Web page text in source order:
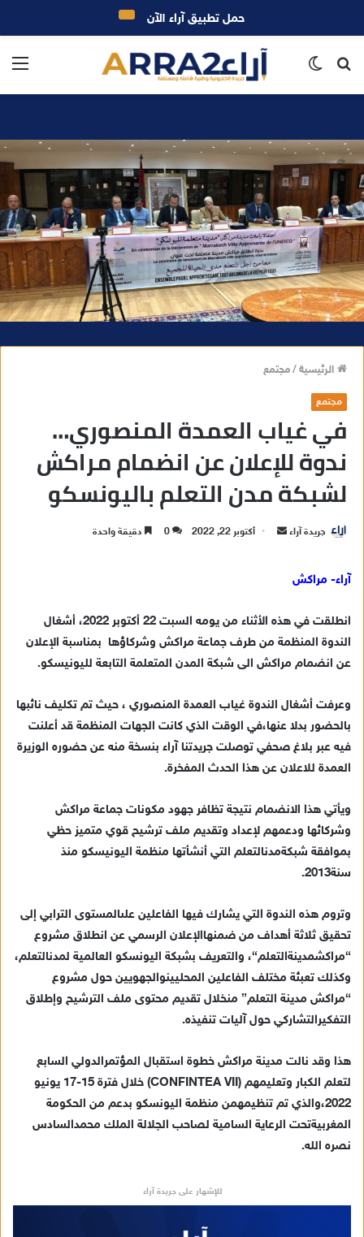
بحث
الرئيسية/مجتمع
مجتمع
في غياب العمدة المنصوري…
ندوة للإعلان عن انضمام مراكش
لشبكة مدن التعلم باليونسكو
جريدة آراء
د
إ
ل
ك
ت
أكتوبر 22, 2022 0 دقيقة واحدة
آراء- مراكش
انطلقت في هذه الأثناء من يومه السبت أكتوبر ، أشغال
الندوة المنظمة من طرف جماعة مراكش وشركاؤها بمناسبة الإعلان
عن انضمام مراكش الى شبكة المدن المتعلمة التابعة لليونيسكو.
وعرفت أشغال الندوة غياب العمدة المنصوري ، حيث تم تكليف نائبها
بالحضور بدلا عنها،في الوقت الذي كانت الجهات المنظمة قد أعلنت
فيه عبر بلاغ صحفي توصلت جريدتنا آراء بنسخة منه عن حضوره الوزيرة
العمدة للاعلان عن هذا الحدث المفخرة.
ويأتي هذا الانضمام نتيجة تظافر جهود مكونات جماعة مراكش
وشركائها ودعمهم لإعداد وتقديم ملف ترشيح قوي متميز حظي
بموافقة شبكةمدنالتعلم التي أنشأتها منظمة اليونيسكو منذ
سنة2013.
وتروم هذه الندوة التي يشارك فيها الفاعلين علىالمستوى الترابي إلى
تحقيق ثلاثة أهداف من ضمنهاالإعلان الرسمي عن انطلاق مشروع
“مراكشمدينةالتعلم“، والتعريف بشبكة اليونسكو العالمية لمدنالتعلم،
وكذلك تعبئة مختلف الفاعلين المحليينوالجهويين حول مشروع
“مراكش مدينة التعلم” منخلال تقديم محتوى ملف الترشيح وإطلاق
التفكيرالتشاركي حول آليات تنفيذه.
هذا وقد نالت مدينة مراكش خطوة استقبال المؤتمرالدولي السابع
لتعلم الكبار وتعليمهم (CONFINTEA VII) خلال فترة
يونيو
2022،والذي تم تنظيمهمن منظمة اليونسكو بدعم من الحكومة
المغربيةتحت الرعاية السامية لصاحب الجلالة الملك محمدالسادس
نصره الله.
للإشهار على جريدة آراء
حمل تطبيق آراء الآن